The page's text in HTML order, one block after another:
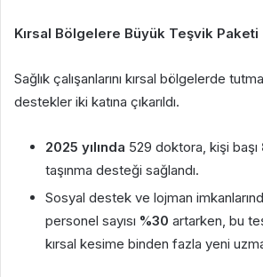
Kırsal Bölgelere Büyük Teşvik Paketi
Sağlık çalışanlarını kırsal bölgelerde
destekler iki katına çıkarıldı.
2025 yılında 529 doktora, kişi başı
taşınma desteği sağlandı.
Sosyal destek ve lojman
personel sayısı %30 artarken, bu
kırsal kesime binden fazla yeni